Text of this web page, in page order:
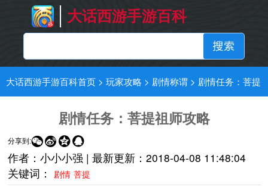
大话西游手游百科
大话西游手游百科首页 > 玩家攻略 > 剧情称谓 > 剧情任务：菩提
剧情任务：菩提祖师攻略
分享到: 
作者：小小小强 | 最新更新： 2018-04-08 11:48:04
关键词：
剧情 菩提